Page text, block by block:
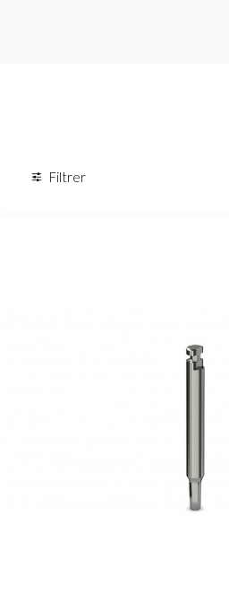
Filtrer